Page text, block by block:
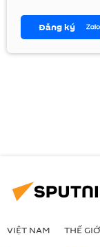
Đăng ký
VIỆT NAM THẾ